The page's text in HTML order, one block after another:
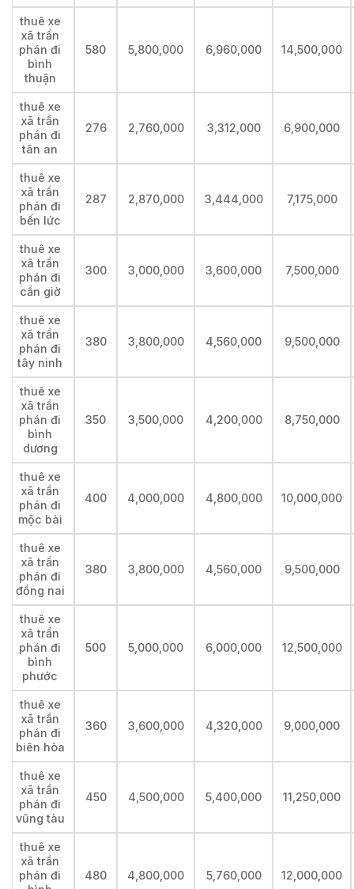
thuê xe
xã trần
phán đi
bình
thuận
580 5,800,000 6,960,000 14,500,000
thuê xe
xã trần
phán đi
tân an
276 2,760,000 3,312,000 6,900,000
thuê xe
xã trần
phán đi
bến lức
287 2,870,000 3,444,000 7,175,000
thuê xe
xã trần
phán đi
cần giờ
300 3,000,000 3,600,000 7,500,000
thuê xe
xã trần
phán đi
tây ninh
380 3,800,000 4,560,000 9,500,000
thuê xe
xã trần
phán đi
bình
dương
350 3,500,000 4,200,000 8,750,000
thuê xe
xã trần
phán đi
mộc bài
400 4,000,000 4,800,000 10,000,000
thuê xe
xã trần
phán đi
đồng nai
380 3,800,000 4,560,000 9,500,000
thuê xe
xã trần
phán đi
bình
phước
500 5,000,000 6,000,000 12,500,000
thuê xe
xã trần
phán đi
biên hòa
360 3,600,000 4,320,000 9,000,000
thuê xe
xã trần
phán đi
vũng tàu
450 4,500,000 5,400,000 11,250,000
thuê xe
xã trần
phán đi
480 4,800,000 5,760,000 12,000,000